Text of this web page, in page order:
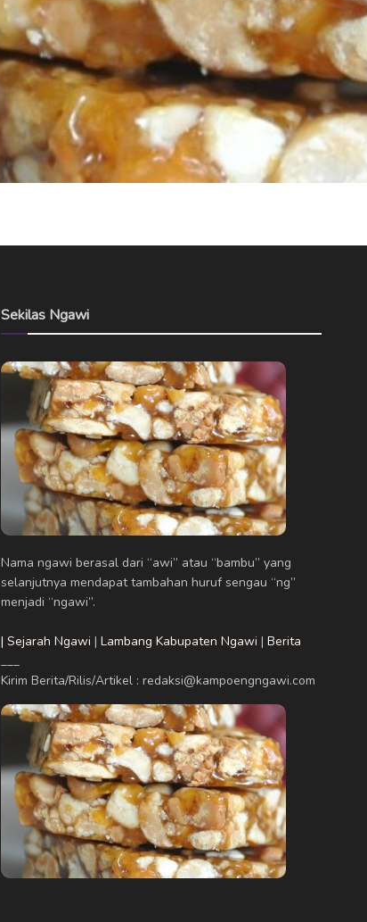
Sekilas Ngawi
Nama ngawi berasal dari “awi” atau “bambu” yang
selanjutnya mendapat tambahan huruf sengau “ng”
menjadi “ngawi”.
| Sejarah Ngawi | Lambang Kabupaten Ngawi | Berita
___
Kirim Berita/Rilis/Artikel : redaksi@kampoengngawi.com